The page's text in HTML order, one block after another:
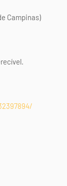
Campinas)